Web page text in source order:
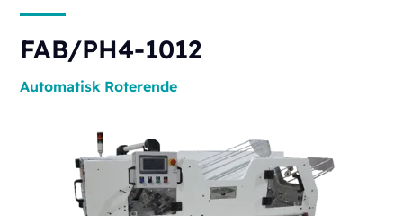
FAB/PH4-1012
Automatisk Roterende